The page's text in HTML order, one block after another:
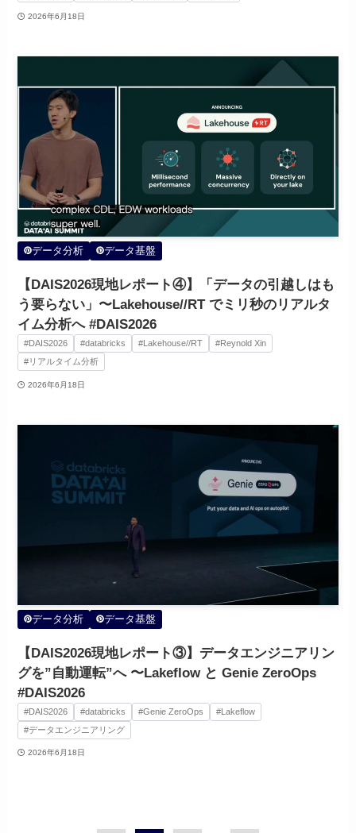
2026年6月18日
データ分析 データ基盤
【DAIS2026現地レポート④】「データの引越しはも
う要らない」〜Lakehouse//RT でミリ秒のリアルタ
イム分析へ #DAIS2026
#DAIS2026 #databricks #Lakehouse//RT
#Reynold Xin
#リアルタイム分析
2026年6月18日
データ分析 データ基盤
【DAIS2026現地レポート③】データエンジニアリン
グを”自動運転”へ 〜Lakeflow と Genie ZeroOps
#DAIS2026
#DAIS2026 #databricks #Genie ZeroOps
#Lakeflow
#データエンジニアリング
2026年6月18日